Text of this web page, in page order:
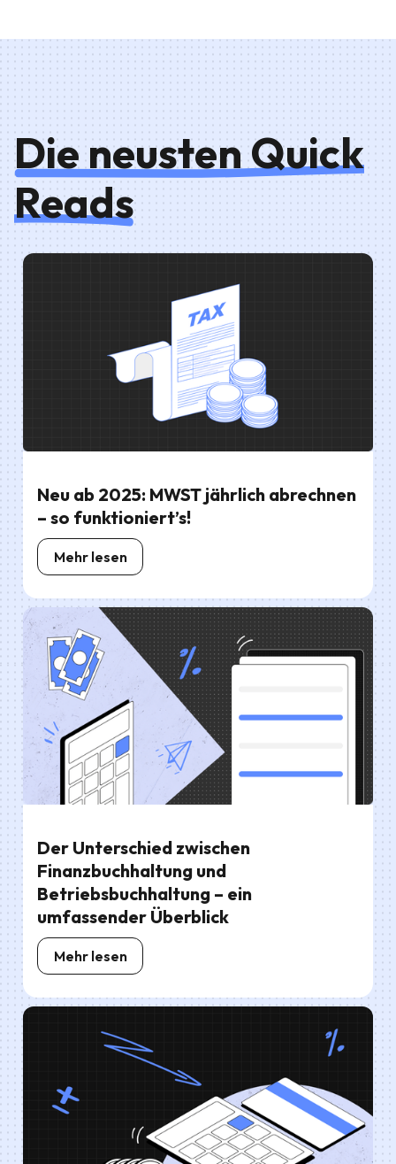
Die neusten Quick
Reads
Neu ab 2025: MWST jährlich abrechnen
– so funktioniert’s!
Mehr lesen
Der Unterschied zwischen
Finanzbuchhaltung und
Betriebsbuchhaltung – ein
umfassender Überblick
Mehr lesen